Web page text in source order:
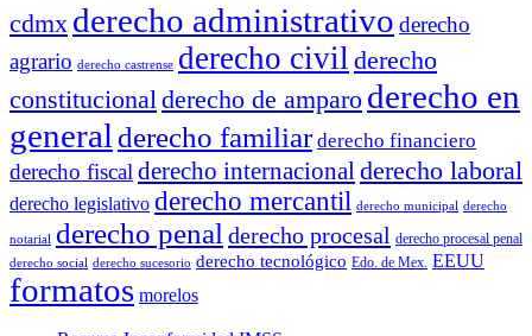
cdmx derecho administrativo derecho
agrario derecho castrense derecho civil derecho
constitucionalderecho de amparo derecho en
generalderecho familiar derecho financiero
derecho fiscalderecho internacionalderecho laboral
derecho legislativo derecho mercantil derecho municipal derecho
notarial derecho penalderecho procesal derecho procesal penal
derecho social derecho sucesorio derecho tecnológico Edo. de Mex. EEUU
formatos morelos